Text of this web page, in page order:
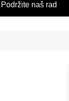
Podržite naš rad